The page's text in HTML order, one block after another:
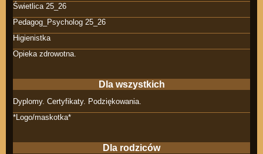
Świetlica 25_26
Pedagog_Psycholog 25_26
Higienistka
Opieka zdrowotna.
Dla wszystkich
Dyplomy. Certyfikaty. Podziękowania.
*Logo/maskotka*
Dla rodziców